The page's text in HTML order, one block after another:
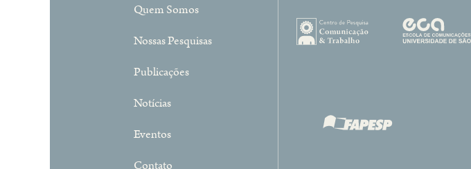
Quem Somos
Nossas Pesquisas
Publicações
Notícias
Eventos
Contato